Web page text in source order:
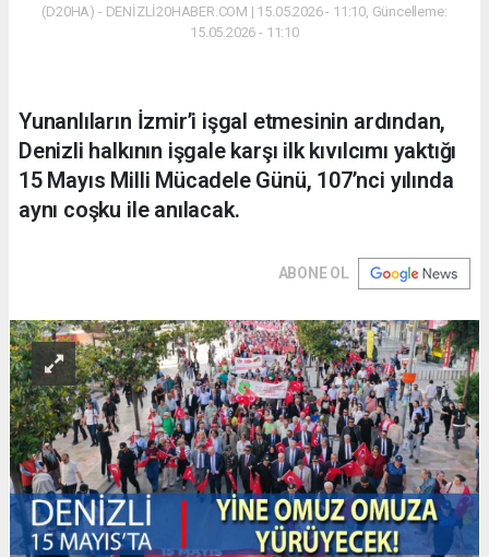
(D20HA) - DENİZLİ20HABER.COM | 15.05.2026 - 11:10, Güncelleme:
15.05.2026 - 11:10
Yunanlıların İzmir’i işgal etmesinin ardından,
Denizli halkının işgale karşı ilk kıvılcımı yaktığı
15 Mayıs Milli Mücadele Günü, 107’nci yılında
aynı coşku ile anılacak.
ABONE OL